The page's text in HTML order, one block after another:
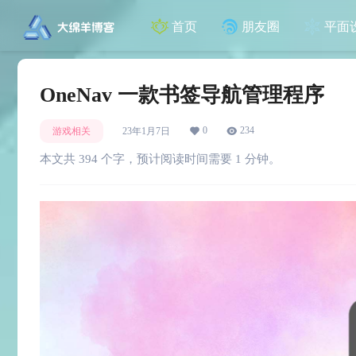
首页 朋友圈 平面
OneNav 一款书签导航管理程序
游戏相关 23年1月7日 0 234
本文共 394 个字，预计阅读时间需要 1 分钟。